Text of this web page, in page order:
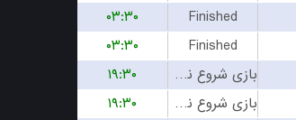
Finished
۰۳:۳۰
Finished
۰۳:۳۰
بازی شروع نشده است
۱۹:۳۰
بازی شروع نشده است
۱۹:۳۰